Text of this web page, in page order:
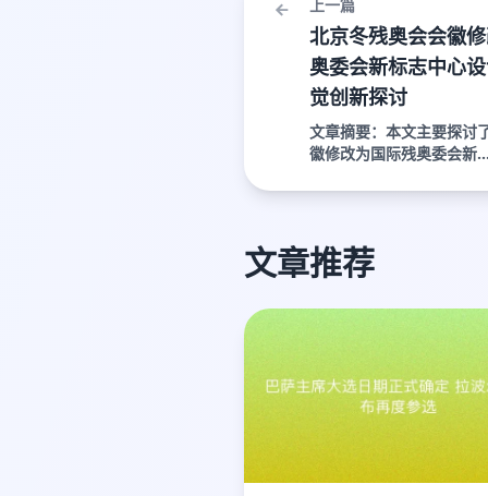
上一篇
北京冬残奥会会徽
奥委会新标志中心
觉创新探讨
文章摘要：本文主要探讨
徽修改为国际残奥委会新
文章推荐